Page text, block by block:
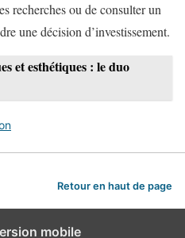
recherches ou de consulter un
une décision d’investissement.
et esthétiques : le duo
Retour en haut de page
mobile